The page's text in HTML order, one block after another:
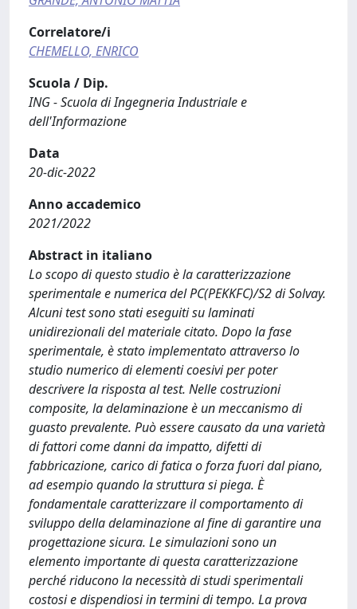
Correlatore/i
CHEMELLO, ENRICO
Scuola / Dip.
ING - Scuola di Ingegneria Industriale e
dell'Informazione
Data
20-dic-2022
Anno accademico
2021/2022
Abstract in italiano
Lo scopo di questo studio è la caratterizzazione
sperimentale e numerica del PC(PEKKFC)/S2 di Solvay.
Alcuni test sono stati eseguiti su laminati
unidirezionali del materiale citato. Dopo la fase
sperimentale, è stato implementato attraverso lo
studio numerico di elementi coesivi per poter
descrivere la risposta al test. Nelle costruzioni
composite, la delaminazione è un meccanismo di
guasto prevalente. Può essere causato da una varietà
di fattori come danni da impatto, difetti di
fabbricazione, carico di fatica o forza fuori dal piano,
ad esempio quando la struttura si piega. È
fondamentale caratterizzare il comportamento di
sviluppo della delaminazione al fine di garantire una
progettazione sicura. Le simulazioni sono un
elemento importante di questa caratterizzazione
perché riducono la necessità di studi sperimentali
costosi e dispendiosi in termini di tempo. La prova